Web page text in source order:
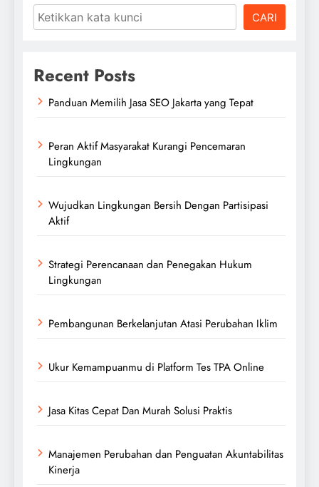
CARI
Recent Posts
Panduan Memilih Jasa SEO Jakarta yang Tepat
Peran Aktif Masyarakat Kurangi Pencemaran
Lingkungan
Wujudkan Lingkungan Bersih Dengan Partisipasi
Aktif
Strategi Perencanaan dan Penegakan Hukum
Lingkungan
Pembangunan Berkelanjutan Atasi Perubahan Iklim
Ukur Kemampuanmu di Platform Tes TPA Online
Jasa Kitas Cepat Dan Murah Solusi Praktis
Manajemen Perubahan dan Penguatan Akuntabilitas
Kinerja